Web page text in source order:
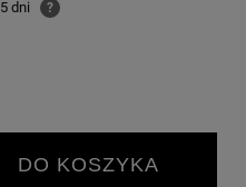
5 dni ?
DO KOSZYKA